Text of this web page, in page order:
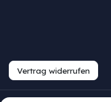
Vertrag widerrufen